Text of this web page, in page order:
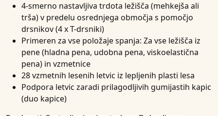
4-smerno nastavljiva trdota ležišča (mehkejša ali
trša) v predelu osrednjega območja s pomočjo
drsnikov (4 x T-drsniki)
Primeren za vse položaje spanja: Za vse ležišča iz
pene (hladna pena, udobna pena, viskoelastična
pena) in vzmetnice
28 vzmetnih lesenih letvic iz lepljenih plasti lesa
Podpora letvic zaradi prilagodljivih gumijastih kapic
(duo kapice)